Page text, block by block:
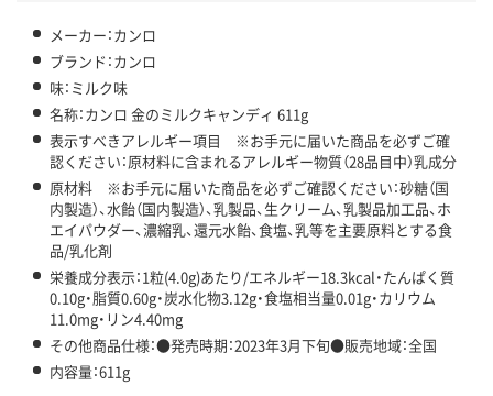
メーカー：カンロ
ブランド：カンロ
味：ミルク味
名称：カンロ 金のミルクキャンディ 611g
表示すべきアレルギー項目 ※お手元に届いた商品を必ずご確
認ください：原材料に含まれるアレルギー物質（28品目中）乳成分
原材料 ※お手元に届いた商品を必ずご確認ください：砂糖（国
内製造）、水飴（国内製造）、乳製品、生クリーム、乳製品加工品、ホ
エイパウダー、濃縮乳、還元水飴、食塩、乳等を主要原料とする食
品/乳化剤
栄養成分表示：1粒(4.0g)あたり/エネルギー18.3kcal・たんぱく質
0.10g・脂質0.60g・炭水化物3.12g・食塩相当量0.01g・カリウム
11.0mg・リン4.40mg
その他商品仕様：●発売時期：2023年3月下旬●販売地域：全国
内容量：611g